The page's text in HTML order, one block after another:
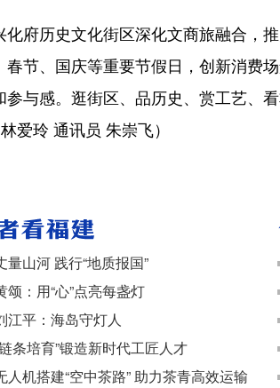
历史文化街区深化文商旅融合，
春节、国庆等重要节假日，创新消费
与感。逛街区、品历史、赏工艺、
爱玲 通讯员 朱崇飞）
山河 践行“地质报国”
：用“心”点亮每盏灯
江平：海岛守灯人
条培育”锻造新时代工匠人才
人机搭建“空中茶路” 助力茶青高效运输